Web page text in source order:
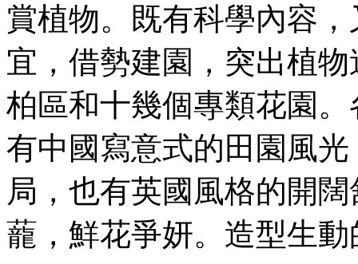
賞植物。既有科學內容
宜，借勢建園，突出植
柏區和十幾個專類花園
有中國寫意式的田園風
局，也有英國風格的開
蘢，鮮花爭妍。造型生動